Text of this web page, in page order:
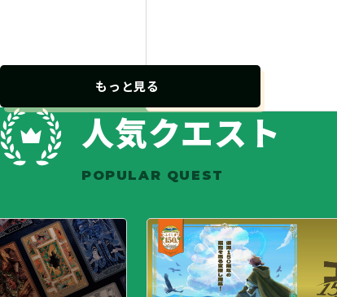
もっと見る
人気クエスト
POPULAR QUEST